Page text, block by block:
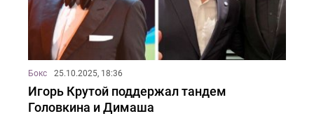
Бокс 25.10.2025, 18:36
Игорь Крутой поддержал тандем
Головкина и Димаша